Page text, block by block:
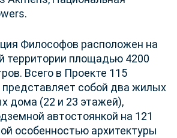
Философов расположен на
территории площадью 4200
Всего в Проекте 115
представляет собой два жилых
дома (22 и 23 этажей),
автостоянкой на 121
особенностью архитектуры